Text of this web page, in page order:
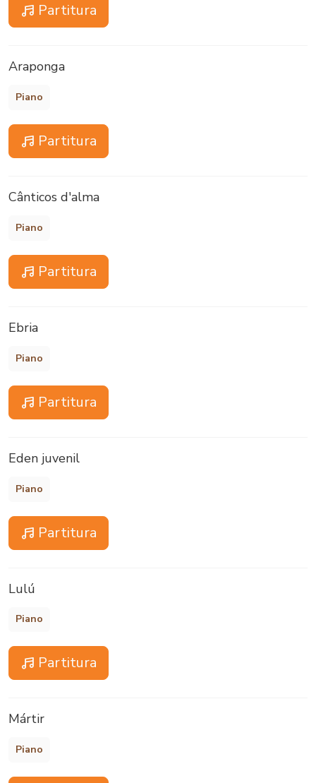
Partitura
Araponga
Piano
Partitura
Cânticos d'alma
Piano
Partitura
Ebria
Piano
Partitura
Eden juvenil
Piano
Partitura
Lulú
Piano
Partitura
Mártir
Piano